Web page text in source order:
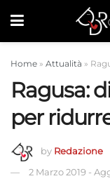
Home » Attualità »
Ragusa:
per
by Redazione
2 Marzo 2019 -